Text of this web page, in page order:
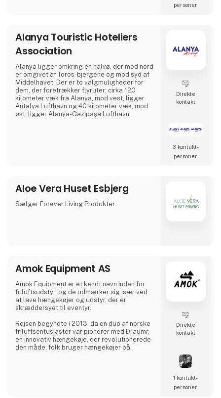
personer
Alanya Touristic Hoteliers
Association
Alanya ligger omkring en halvø, der mod nord
er omgivet af Toros-bjergene og mod syd af
Middelhavet. Der er to valgmuligheder for
dem, der foretrækker flyruter; cirka 120
kilometer væk fra Alanya, mod vest, ligger
Antalya Lufthavn og 40 kilometer væk, mod
øst, ligger Alanya-Gazipaşa Lufthavn.
Direkte
kontakt
3 kontakt­
personer
Aloe Vera Huset Esbjerg
Sælger Forever Living Produkter
Amok Equipment AS
Amok Equipment er et kendt navn inden for
friluftsudstyr, og de udmærker sig især ved
at lave hængekøjer og udstyr, der er
skræddersyet til eventyr.
Rejsen begyndte i 2013, da en duo af norske
friluftsentusiaster var pionerer med Draumr,
en innovativ hængekøje, der revolutionerede
den måde, folk bruger hængekøjer på.
Direkte
kontakt
1 kontakt­
personer